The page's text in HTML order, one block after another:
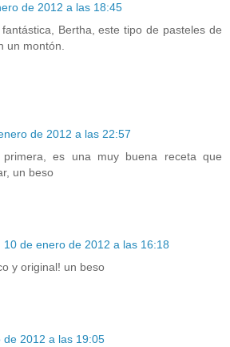
de 2012 a las 18:45
Bertha, este tipo de pasteles de
un montón.
de 2012 a las 22:57
es una muy buena receta que
un beso
10 de enero de 2012 a las 16:18
y original! un beso
de 2012 a las 19:05